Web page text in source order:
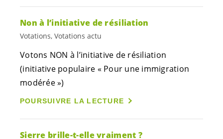
Non à l’initiative de résiliation
Votations, Votations actu
Votons NON à l’initiative de résiliation
(initiative populaire « Pour une immigration
modérée »)
POURSUIVRE LA LECTURE
Sierre brille-t-elle vraiment ?